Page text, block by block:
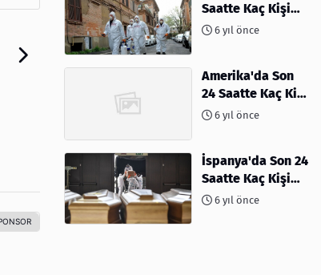
Saatte Kaç Kişi
Öldü6 yıl önce
Amerika'da Son
24 Saatte Kaç Kişi
Öldü - 06 Nisan
6 yıl önce
İspanya'da Son 24
Saatte Kaç Kişi
Öldü6 yıl önce